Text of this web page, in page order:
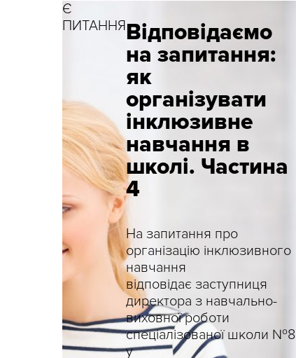
Є
ПИТАННЯВідповідаємо
на запитання:
як
організувати
інклюзивне
навчання в
школі. Частина
4
На запитання про
організацію інклюзивного
навчання
відповідає заступниця
директора з навчально-
виховної роботи
спеціалізованої школи №8
у